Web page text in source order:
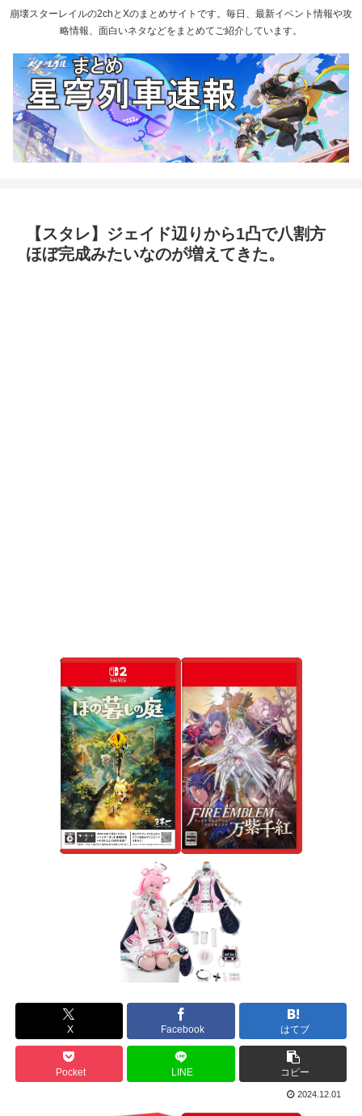
崩壊スターレイルの2chとXのまとめサイトです。毎日、最新イベント情報や攻
略情報、面白いネタなどをまとめてご紹介しています。
【スタレ】ジェイド辺りから1凸で八割方
ほぼ完成みたいなのが増えてきた。
X Facebook はてブ
Pocket LINE コピー
2024.12.01